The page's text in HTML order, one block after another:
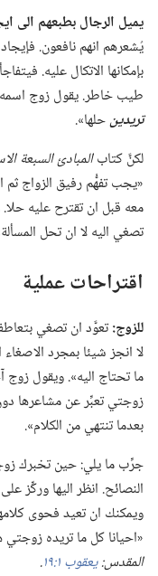
يميل الرجال بطبعهم الى
يُشعرهم انهم نافعون.‏
بإمكانها الاتكال عليه.‏
طيب خاطر.‏ يقول زوج اسمه
تريدينحلها».‏
لكنَّ كتابالمبادئ السبعة
«يجب تفهُّم رفيق الزواج
معه قبل ان تقترح عليه
تصغي اليه لا ان تحل
اقتراحات عملية
للزوج:‏تعوَّد ان تصغي
لا انجز شيئا بمجرد
ما تحتاج اليه».‏ ويقول
زوجتي تعبِّر عن مشاعرها
بعدما تنتهي من الكلام».‏
جرِّب ما يلي:‏ حين تخبرك
النصائح.‏ انظر اليها وركِّز
ويمكنك ان تعيد فحوى
«احيانا كل ما تريده زوجتي
المقدس:‏يعقوب ١:‏١٩
‏.‏